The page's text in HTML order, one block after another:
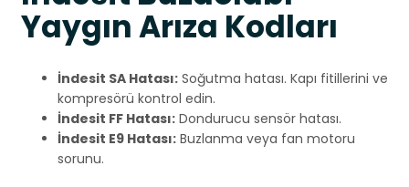
Yaygın Arıza Kodları
İndesit SA Hatası: Soğutma hatası. Kapı fitillerini ve
kompresörü kontrol edin.
İndesit FF Hatası: Dondurucu sensör hatası.
İndesit E9 Hatası: Buzlanma veya fan motoru
sorunu.